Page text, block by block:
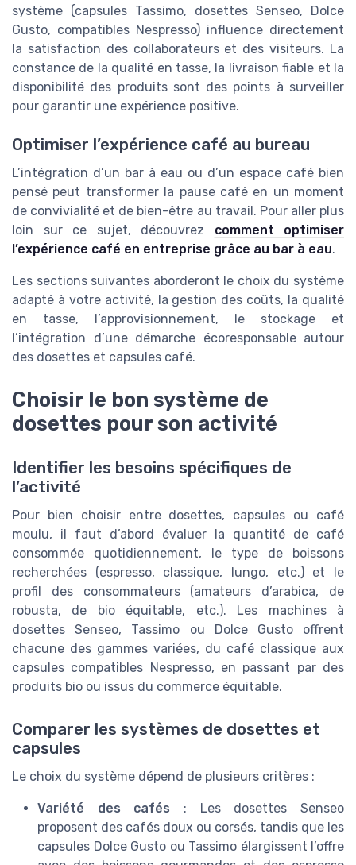
système (capsules Tassimo, dosettes Senseo, Dolce
Gusto, compatibles Nespresso) influence directement
la satisfaction des collaborateurs et des visiteurs. La
constance de la qualité en tasse, la livraison fiable et la
disponibilité des produits sont des points à surveiller
pour garantir une expérience positive.
Optimiser l’expérience café au bureau
L’intégration d’un bar à eau ou d’un espace café bien
pensé peut transformer la pause café en un moment
de convivialité et de bien-être au travail. Pour aller plus
loin sur ce sujet, découvrez comment optimiser
l’expérience café en entreprise grâce au bar à eau.
Les sections suivantes aborderont le choix du système
adapté à votre activité, la gestion des coûts, la qualité
en tasse, l’approvisionnement, le stockage et
l’intégration d’une démarche écoresponsable autour
des dosettes et capsules café.
Choisir le bon système de
dosettes pour son activité
Identifier les besoins spécifiques de
l’activité
Pour bien choisir entre dosettes, capsules ou café
moulu, il faut d’abord évaluer la quantité de café
consommée quotidiennement, le type de boissons
recherchées (espresso, classique, lungo, etc.) et le
profil des consommateurs (amateurs d’arabica, de
robusta, de bio équitable, etc.). Les machines à
dosettes Senseo, Tassimo ou Dolce Gusto offrent
chacune des gammes variées, du café classique aux
capsules compatibles Nespresso, en passant par des
produits bio ou issus du commerce équitable.
Comparer les systèmes de dosettes et
capsules
Le choix du système dépend de plusieurs critères :
Variété des cafés : Les dosettes Senseo
proposent des cafés doux ou corsés, tandis que les
capsules Dolce Gusto ou Tassimo élargissent l’offre